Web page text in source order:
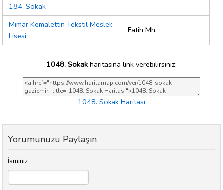
184. Sokak
Mimar Kemalettin Tekstil Meslek
Lisesi
Fatih Mh.
1048. Sokak haritasına link verebilirsiniz;
1048. Sokak Haritası
Yorumunuzu Paylaşın
İsminiz